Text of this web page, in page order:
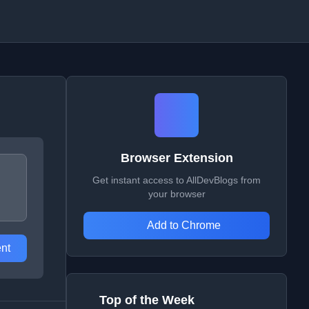
Browser Extension
Get instant access to AllDevBlogs from
your browser
Add to Chrome
Top of the Week